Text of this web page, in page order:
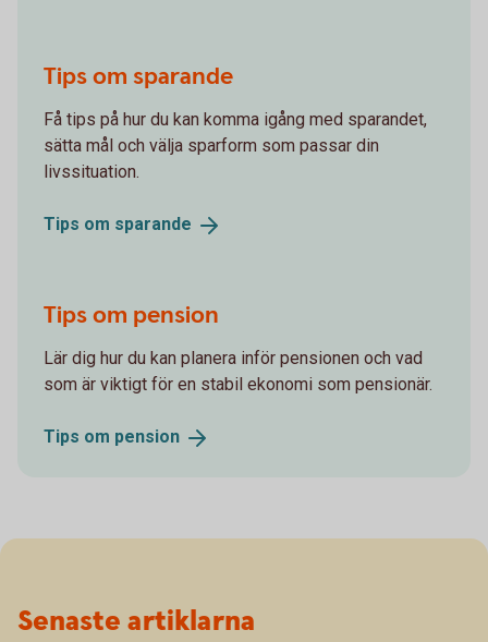
Tips om sparande
Få tips på hur du kan komma igång med sparandet,
sätta mål och välja sparform som passar din
livssituation.
Tips om sparande
Tips om pension
Lär dig hur du kan planera inför pensionen och vad
som är viktigt för en stabil ekonomi som pensionär.
Tips om pension
Senaste artiklarna